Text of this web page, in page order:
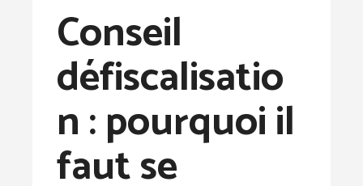
Conseil
défiscalisatio
n : pourquoi il
faut se